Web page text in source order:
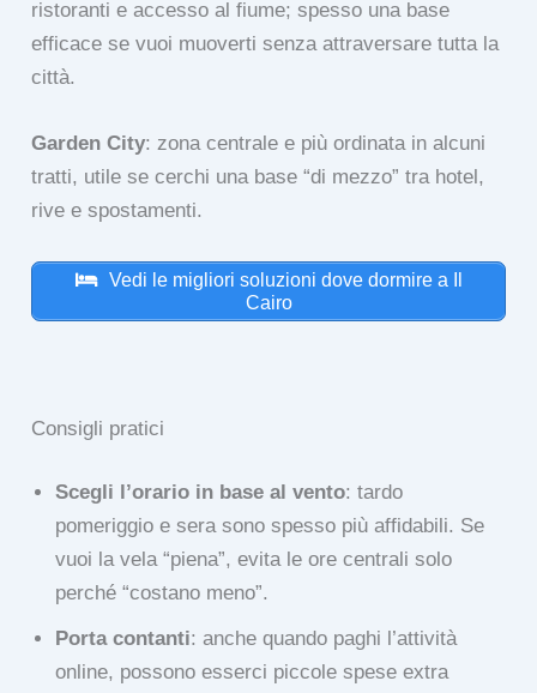
ristoranti e accesso al fiume; spesso una base
efficace se vuoi muoverti senza attraversare tutta la
città.
Garden City: zona centrale e più ordinata in alcuni
tratti, utile se cerchi una base “di mezzo” tra hotel,
rive e spostamenti.
Vedi le migliori soluzioni dove dormire a Il
Cairo
Consigli pratici
Scegli l’orario in base al vento: tardo
pomeriggio e sera sono spesso più affidabili. Se
vuoi la vela “piena”, evita le ore centrali solo
perché “costano meno”.
Porta contanti: anche quando paghi l’attività
online, possono esserci piccole spese extra